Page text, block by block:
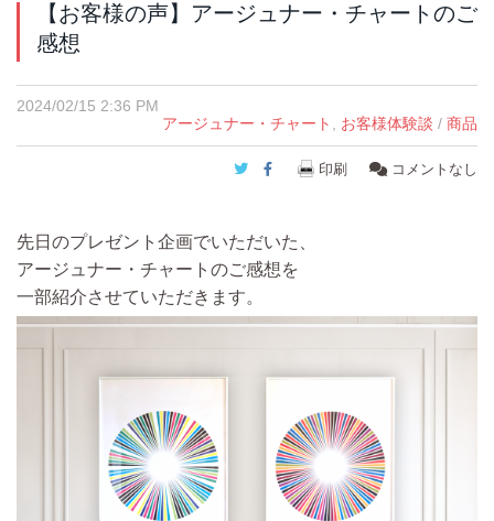
【お客様の声】アージュナー・チャートのご
感想
2024/02/15 2:36 PM
アージュナー・チャート
お客様体験談 / 商品
Twitter
Facebook
印刷 コメントなし
先日のプレゼント企画でいただいた、
アージュナー・チャートのご感想を
一部紹介させていただきます。